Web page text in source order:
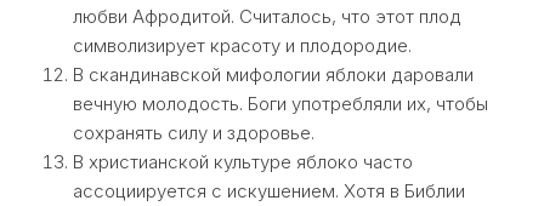
любви Афродитой. Считалось, что этот плод
символизирует красоту и плодородие.
В скандинавской мифологии яблоки даровали
вечную молодость. Боги употребляли их, чтобы
сохранять силу и здоровье.
В христианской культуре яблоко часто
ассоциируется с искушением. Хотя в Библии